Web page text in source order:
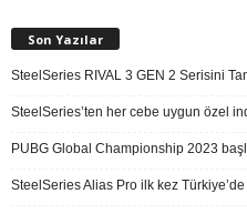
Son Yazılar
SteelSeries RIVAL 3 GEN 2 Serisini
SteelSeries’ten her cebe uygun özel
PUBG Global Championship 2023
SteelSeries Alias Pro ilk kez Türkiye’de